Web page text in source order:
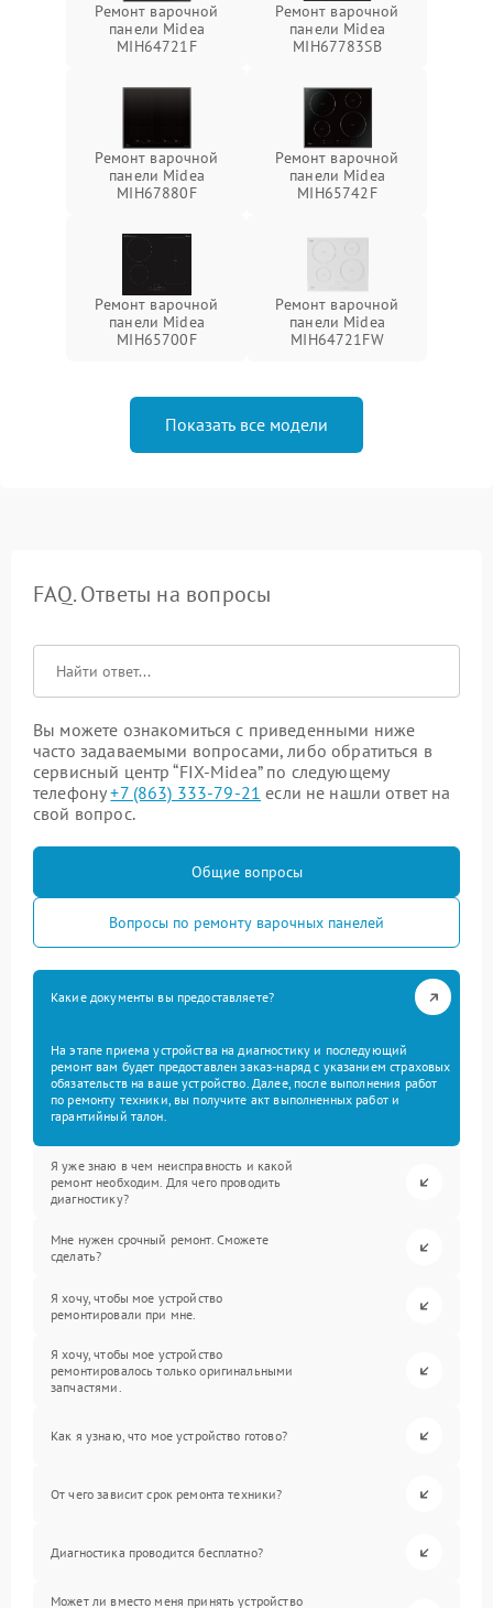
Ремонт варочной
панели Midea
MIH64721F
Ремонт варочной
панели Midea
MIH67783SB
Ремонт варочной
панели Midea
MIH67880F
Ремонт варочной
панели Midea
MIH65742F
Ремонт варочной
панели Midea
MIH65700F
Ремонт варочной
панели Midea
MIH64721FW
Показать все модели
FAQ. Ответы на вопросы
Вы можете ознакомиться с приведенными ниже
часто задаваемыми вопросами, либо обратиться в
сервисный центр “FIX-Midea” по следующему
телефону+7 (863) 333-79-21 если не нашли ответ на
свой вопрос.
Общие вопросы
Вопросы по ремонту варочных панелей
Какие документы вы предоставляете?
На этапе приема устройства на диагностику и последующий
ремонт вам будет предоставлен заказ-наряд с указанием страховых
обязательств на ваше устройство. Далее, после выполнения работ
по ремонту техники, вы получите акт выполненных работ и
гарантийный талон.
Я уже знаю в чем неисправность и какой
ремонт необходим. Для чего проводить
диагностику?
Мне нужен срочный ремонт. Сможете
сделать?
Я хочу, чтобы мое устройство
ремонтировали при мне.
Я хочу, чтобы мое устройство
ремонтировалось только оригинальными
запчастями.
Как я узнаю, что мое устройство готово?
От чего зависит срок ремонта техники?
Диагностика проводится бесплатно?
Может ли вместо меня принять устройство